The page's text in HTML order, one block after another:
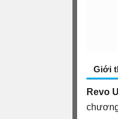
Giới
Revo